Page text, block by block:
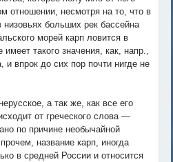
отношении, несмотря на то, что в
больших рек бассейна
морей карп ловится в
такого значения, как, напр.,
впрок до сих пор почти нигде не
а так же, как все его
от греческого слова —
по причине необычайной
название карп, иногда
в средней России и относится